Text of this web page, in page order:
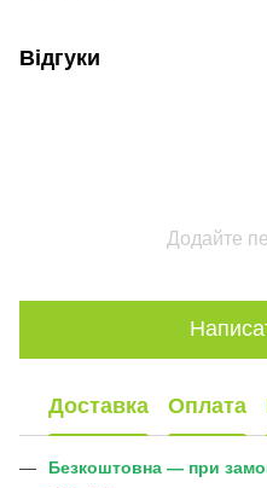
Відгуки
Додайте
Доставка Оплата
Безкоштовна — при